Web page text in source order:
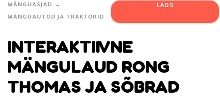
MÄNGUASJAD
MÄNGUAUTOD JA TRAKTORID
LAOS
INTERAKTIIVNE
MÄNGULAUD RONG
THOMAS JA SÕBRAD